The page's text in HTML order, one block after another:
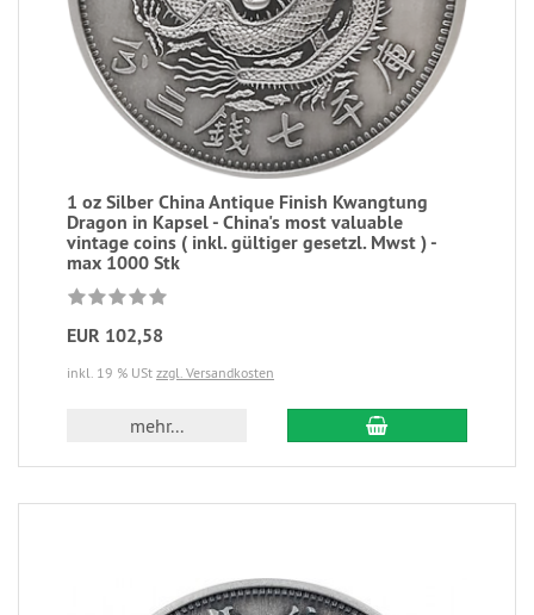
1 oz Silber China Antique Finish Kwangtung
Dragon in Kapsel - China's most valuable
vintage coins ( inkl. gültiger gesetzl. Mwst ) -
max 1000 Stk
EUR 102,58
inkl. 19 % USt zzgl. Versandkosten
mehr...